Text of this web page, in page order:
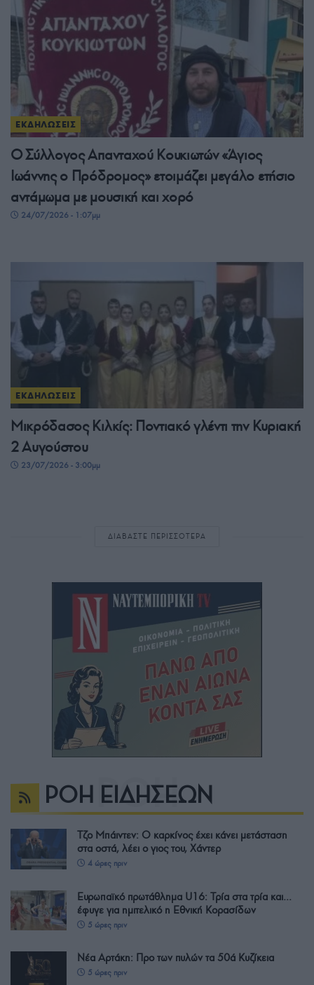
ΕΚΔΗΛΩΣΕΙΣ
Ο Σύλλογος Απανταχού Κουκιωτών «Άγιος
Ιωάννης ο Πρόδρομος» ετοιμάζει μεγάλο ετήσιο
αντάμωμα με μουσική και χορό
24/07/2026 - 1:07μμ
ΕΚΔΗΛΩΣΕΙΣ
Μικρόδασος Κιλκίς: Ποντιακό γλέντι την Κυριακή
2 Αυγούστου
23/07/2026 - 3:00μμ
ΔΙΑΒΑΣΤΕ ΠΕΡΙΣΣΟΤΕΡΑ
ΡΟΗ ΕΙΔΗΣΕΩΝ
Τζο Μπάιντεν: Ο καρκίνος έχει κάνει μετάσταση
στα οστά, λέει ο γιος του, Χάντερ
4 ώρες πριν
Ευρωπαϊκό πρωτάθλημα U16: Τρία στα τρία και…
έφυγε για ημιτελικό η Εθνική Κορασίδων
5 ώρες πριν
Νέα Αρτάκη: Προ των πυλών τα 50ά Κυζίκεια
5 ώρες πριν